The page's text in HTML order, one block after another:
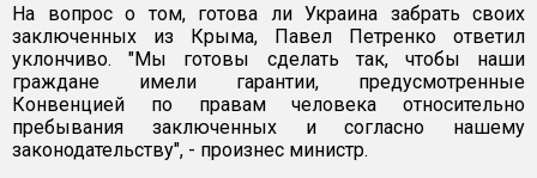
На вопрос о том, готова ли Украина забрать своих
заключенных из Крыма, Павел Петренко ответил
уклончиво. "Мы готовы сделать так, чтобы наши
граждане имели гарантии, предусмотренные
Конвенцией по правам человека относительно
пребывания заключенных и согласно нашему
законодательству", - произнес министр.